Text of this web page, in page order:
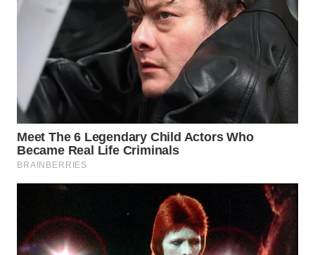
WN
LABUHANBATU
WN
TAPANULI
TENGAH
WN DELI
SERDANG
WN
WN